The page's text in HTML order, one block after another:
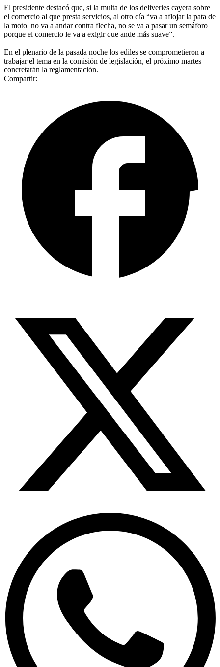
El presidente destacó que, si la multa de los deliveries cayera sobre
el comercio al que presta servicios, al otro día “va a aflojar la pata de
la moto, no va a andar contra flecha, no se va a pasar un semáforo
porque el comercio le va a exigir que ande más suave”.
En el plenario de la pasada noche los ediles se comprometieron a
trabajar el tema en la comisión de legislación, el próximo martes
concretarán la reglamentación.
Compartir: